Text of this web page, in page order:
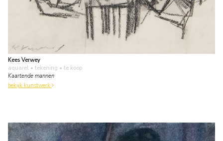
Kees Verwey
aquarel • tekening • te koop
Kaartende mannen
bekijk kunstwerk